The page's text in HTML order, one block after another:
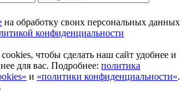
на обработку своих персональных данных
конфиденциальности
чтобы сделать наш сайт удобнее и
для вас. Подробнее: политика
и «политики конфиденциальности».